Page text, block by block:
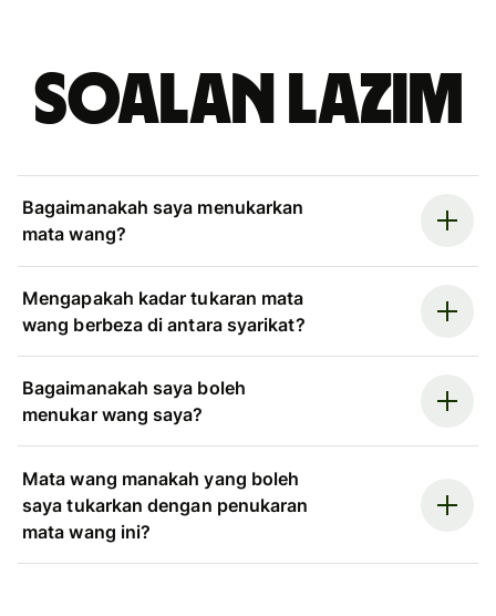
Soalan Lazim
Bagaimanakah saya menukarkan
mata wang?
Mengapakah kadar tukaran mata
wang berbeza di antara syarikat?
Bagaimanakah saya boleh
menukar wang saya?
Mata wang manakah yang boleh
saya tukarkan dengan penukaran
mata wang ini?